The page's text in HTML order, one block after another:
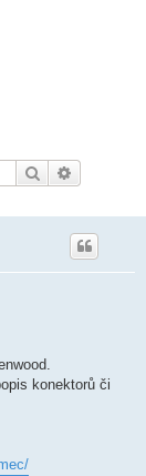
Hledat
konektorů či